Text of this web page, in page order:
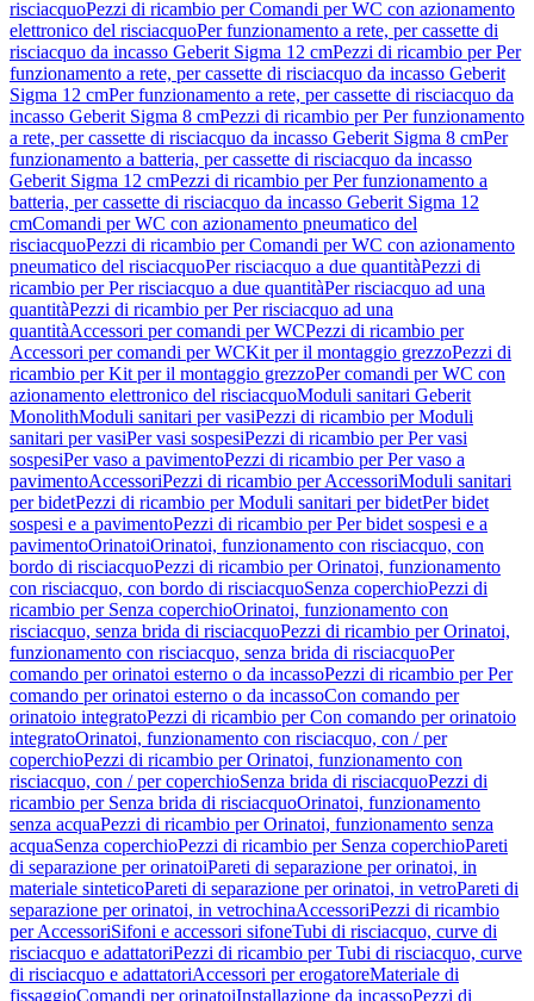
risciacquoPezzi di ricambio per Comandi per WC con azionamento
elettronico del risciacquoPer funzionamento a rete, per cassette di
risciacquo da incasso Geberit Sigma 12 cmPezzi di ricambio per Per
funzionamento a rete, per cassette di risciacquo da incasso Geberit
Sigma 12 cmPer funzionamento a rete, per cassette di risciacquo da
incasso Geberit Sigma 8 cmPezzi di ricambio per Per funzionamento
a rete, per cassette di risciacquo da incasso Geberit Sigma 8 cmPer
funzionamento a batteria, per cassette di risciacquo da incasso
Geberit Sigma 12 cmPezzi di ricambio per Per funzionamento a
batteria, per cassette di risciacquo da incasso Geberit Sigma 12
cmComandi per WC con azionamento pneumatico del
risciacquoPezzi di ricambio per Comandi per WC con azionamento
pneumatico del risciacquoPer risciacquo a due quantitàPezzi di
ricambio per Per risciacquo a due quantitàPer risciacquo ad una
quantitàPezzi di ricambio per Per risciacquo ad una
quantitàAccessori per comandi per WCPezzi di ricambio per
Accessori per comandi per WCKit per il montaggio grezzoPezzi di
ricambio per Kit per il montaggio grezzoPer comandi per WC con
azionamento elettronico del risciacquoModuli sanitari Geberit
MonolithModuli sanitari per vasiPezzi di ricambio per Moduli
sanitari per vasiPer vasi sospesiPezzi di ricambio per Per vasi
sospesiPer vaso a pavimentoPezzi di ricambio per Per vaso a
pavimentoAccessoriPezzi di ricambio per AccessoriModuli sanitari
per bidetPezzi di ricambio per Moduli sanitari per bidetPer bidet
sospesi e a pavimentoPezzi di ricambio per Per bidet sospesi e a
pavimentoOrinatoiOrinatoi, funzionamento con risciacquo, con
bordo di risciacquoPezzi di ricambio per Orinatoi, funzionamento
con risciacquo, con bordo di risciacquoSenza coperchioPezzi di
ricambio per Senza coperchioOrinatoi, funzionamento con
risciacquo, senza brida di risciacquoPezzi di ricambio per Orinatoi,
funzionamento con risciacquo, senza brida di risciacquoPer
comando per orinatoi esterno o da incassoPezzi di ricambio per Per
comando per orinatoi esterno o da incassoCon comando per
orinatoio integratoPezzi di ricambio per Con comando per orinatoio
integratoOrinatoi, funzionamento con risciacquo, con / per
coperchioPezzi di ricambio per Orinatoi, funzionamento con
risciacquo, con / per coperchioSenza brida di risciacquoPezzi di
ricambio per Senza brida di risciacquoOrinatoi, funzionamento
senza acquaPezzi di ricambio per Orinatoi, funzionamento senza
acquaSenza coperchioPezzi di ricambio per Senza coperchioPareti
di separazione per orinatoiPareti di separazione per orinatoi, in
materiale sinteticoPareti di separazione per orinatoi, in vetroPareti di
separazione per orinatoi, in vetrochinaAccessoriPezzi di ricambio
per AccessoriSifoni e accessori sifoneTubi di risciacquo, curve di
risciacquo e adattatoriPezzi di ricambio per Tubi di risciacquo, curve
di risciacquo e adattatoriAccessori per erogatoreMateriale di
fissaggioComandi per orinatoiInstallazione da incassoPezzi di